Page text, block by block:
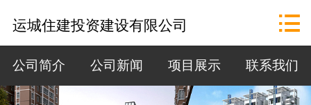
政策法规
运城住建投资建设有限公司 
公司简介 公司新闻 项目展示 联系我们